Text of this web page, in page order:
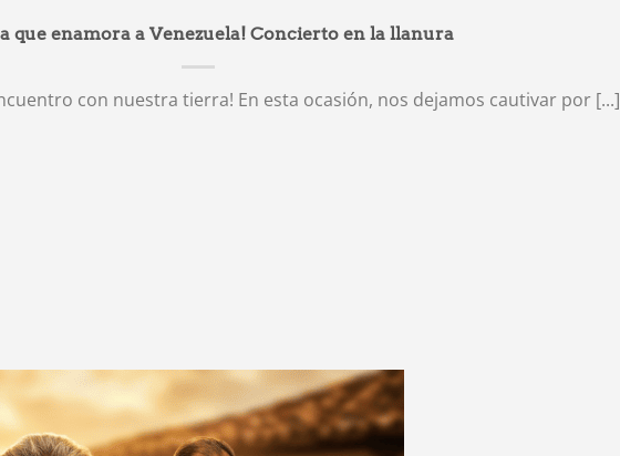
que enamora a Venezuela! Concierto en la llanura
con nuestra tierra! En esta ocasión, nos dejamos cautivar por [...]